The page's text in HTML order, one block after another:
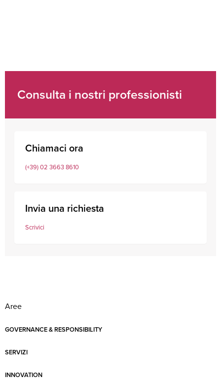
Consulta i nostri professionisti
Chiamaci ora
(+39) 02 3663 8610
Invia una richiesta
Scrivici
Aree
GOVERNANCE & RESPONSIBILITY
SERVIZI
INNOVATION